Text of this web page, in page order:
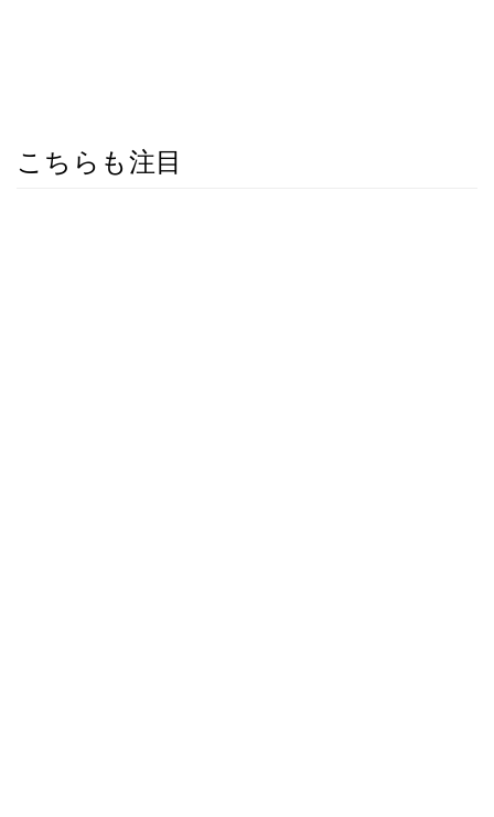
こちらも注目